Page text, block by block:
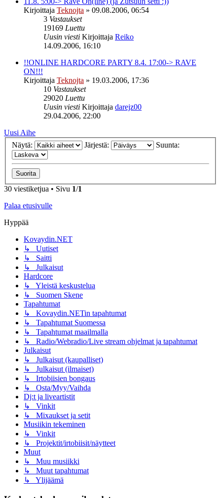
Kirjoittaja Teknojta » 09.08.2006, 06:54
3 Vastaukset
19169 Luettu
Uusin viesti Kirjoittaja Reiko
14.09.2006, 16:10
!!ONLINE HARDCORE PARTY 8.4. 17:00-> RAVE
ON!!!
Kirjoittaja Teknojta » 19.03.2006, 17:36
10 Vastaukset
29020 Luettu
Uusin viesti Kirjoittaja darejz00
29.04.2006, 22:00
Uusi Aihe
Näytä:
Järjestä: Suunta:
30 viestiketjua • Sivu 1/1
Palaa etusivulle
Hyppää
Kovaydin.NET
↳ Uutiset
↳ Saitti
↳ Julkaisut
Hardcore
↳ Yleistä keskustelua
↳ Suomen Skene
Tapahtumat
↳ Kovaydin.NETin tapahtumat
↳ Tapahtumat Suomessa
↳ Tapahtumat maailmalla
↳ Radio/Webradio/Live stream ohjelmat ja tapahtumat
Julkaisut
↳ Julkaisut (kaupalliset)
↳ Julkaisut (ilmaiset)
↳ Irtobiisien bongaus
↳ Osta/Myy/Vaihda
Dj:t ja liveartistit
↳ Vinkit
↳ Mixaukset ja setit
Musiikin tekeminen
↳ Vinkit
↳ Projektit/irtobiisit/näytteet
Muut
↳ Muu musiikki
↳ Muut tapahtumat
↳ Ylijäämä